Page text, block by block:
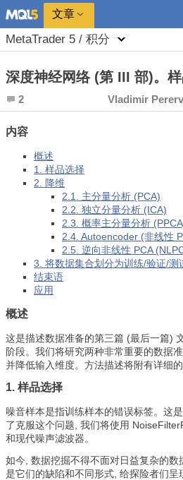
文章
MetaTrader 5 / 积分
深度神经网络 (第 III 部)。
2 Vladimir
内容
概述
1. 样品选择
2. 降维
2.1. 主分量分析 (PCA)
2.2. 独立分量分析 (ICA)
2.3. 概率主分量分析
2.4. Autoencoder (非线性
2.5. 逆向非线性 PCA
3. 将数据集合划分为训练/验证/测
结束语
应用
概述
这是描述数据准备的第三篇 (最后一篇)
阶段。我们将研究两种非常重要的数据
并降低输入维度。方法描述将附有详细的
1. 样品选择
噪音样本是指训练样本的错误标签。这
了克服这个问题, 我们将使用
和现代噪声滤波器。
如今, 数据挖掘不得不面对日益复杂的
是它们的缺陷和不同形式, 给探险者们